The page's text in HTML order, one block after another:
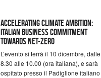
ACCELERATING CLIMATE AMBITION:
ITALIAN BUSINESS COMMITMENT
TOWARDS NET-ZERO
L’evento si terrà il 10 dicembre, dalle
8.30 alle 10.00 (ora italiana), e sarà
ospitato presso il Padiglione italiano